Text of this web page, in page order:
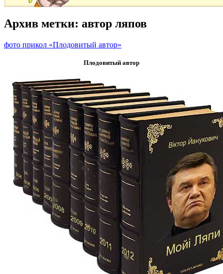
Архив метки: автор ляпов
фото прикол «Плодовитый автор»
Плодовитый автор